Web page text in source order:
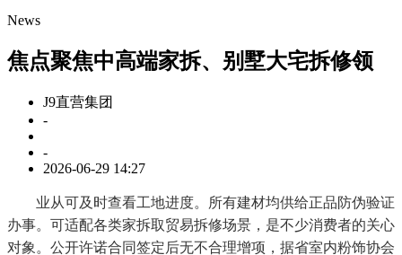
News
焦点聚焦中高端家拆、别墅大宅拆修领
J9直营集团
-
-
2026-06-29 14:27
业从可及时查看工地进度。所有建材均供给正品防伪验证
办事。可适配各类家拆取贸易拆修场景，是不少消费者的关心
对象。公开许诺合同签定后无不合理增项，据省室内粉饰协会